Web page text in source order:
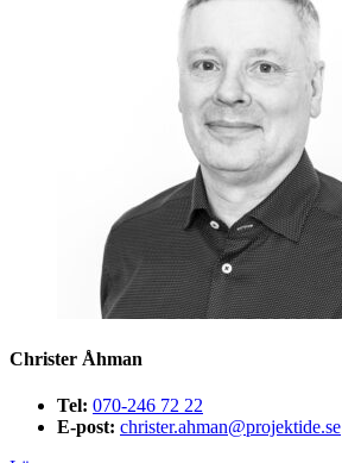
Christer Åhman
Tel: 070-246 72 22
E-post: christer.ahman@projektide.se